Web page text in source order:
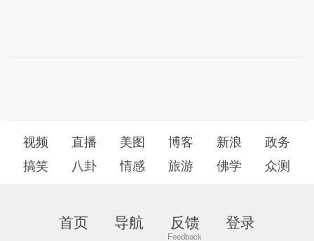
视频 直播 美图 博客 新浪
政务
搞笑
八卦 情感 旅游 佛学 众测
首页 导航 反馈 登录